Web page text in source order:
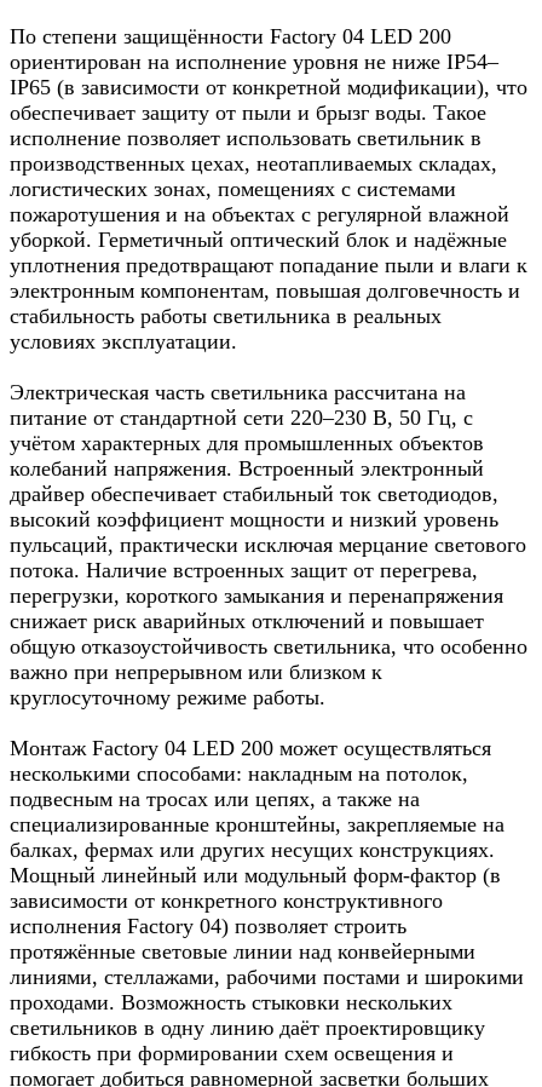
По степени защищённости Factory 04 LED 200
ориентирован на исполнение уровня не ниже IP54–
IP65 (в зависимости от конкретной модификации), что
обеспечивает защиту от пыли и брызг воды. Такое
исполнение позволяет использовать светильник в
производственных цехах, неотапливаемых складах,
логистических зонах, помещениях с системами
пожаротушения и на объектах с регулярной влажной
уборкой. Герметичный оптический блок и надёжные
уплотнения предотвращают попадание пыли и влаги к
электронным компонентам, повышая долговечность и
стабильность работы светильника в реальных
условиях эксплуатации.
Электрическая часть светильника рассчитана на
питание от стандартной сети 220–230 В, 50 Гц, с
учётом характерных для промышленных объектов
колебаний напряжения. Встроенный электронный
драйвер обеспечивает стабильный ток светодиодов,
высокий коэффициент мощности и низкий уровень
пульсаций, практически исключая мерцание светового
потока. Наличие встроенных защит от перегрева,
перегрузки, короткого замыкания и перенапряжения
снижает риск аварийных отключений и повышает
общую отказоустойчивость светильника, что особенно
важно при непрерывном или близком к
круглосуточному режиме работы.
Монтаж Factory 04 LED 200 может осуществляться
несколькими способами: накладным на потолок,
подвесным на тросах или цепях, а также на
специализированные кронштейны, закрепляемые на
балках, фермах или других несущих конструкциях.
Мощный линейный или модульный форм‑фактор (в
зависимости от конкретного конструктивного
исполнения Factory 04) позволяет строить
протяжённые световые линии над конвейерными
линиями, стеллажами, рабочими постами и широкими
проходами. Возможность стыковки нескольких
светильников в одну линию даёт проектировщику
гибкость при формировании схем освещения и
помогает добиться равномерной засветки больших